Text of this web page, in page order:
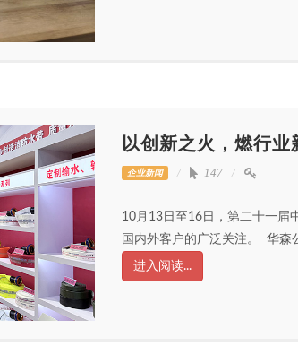
以创新之火，燃行
企业新闻 147
10月13日至16日，第二十一届
国内外客户的广泛关注。 华森
进入阅读...